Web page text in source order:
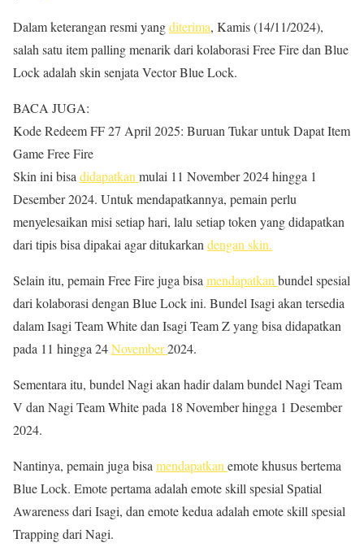
Dalam keterangan resmi yangditerima, Kamis (14/11/2024),
salah satu item palling menarik dari kolaborasi Free Fire dan Blue
Lock adalah skin senjata Vector Blue Lock.
BACA JUGA:
Kode Redeem FF 27 April 2025: Buruan Tukar untuk Dapat Item
Game Free Fire
Skin ini bisa didapatkan mulai 11 November 2024 hingga 1
Desember 2024. Untuk mendapatkannya, pemain perlu
menyelesaikan misi setiap hari, lalu setiap token yang didapatkan
dari tipis bisa dipakai agar ditukarkan dengan skin.
Selain itu, pemain Free Fire juga bisa mendapatkan bundel spesial
dari kolaborasi dengan Blue Lock ini. Bundel Isagi akan tersedia
dalam Isagi Team White dan Isagi Team Z yang bisa didapatkan
pada 11 hingga 24November2024.
Sementara itu, bundel Nagi akan hadir dalam bundel Nagi Team
V dan Nagi Team White pada 18 November hingga 1 Desember
2024.
Nantinya, pemain juga bisa mendapatkan emote khusus bertema
Blue Lock. Emote pertama adalah emote skill spesial Spatial
Awareness dari Isagi, dan emote kedua adalah emote skill spesial
Trapping dari Nagi.